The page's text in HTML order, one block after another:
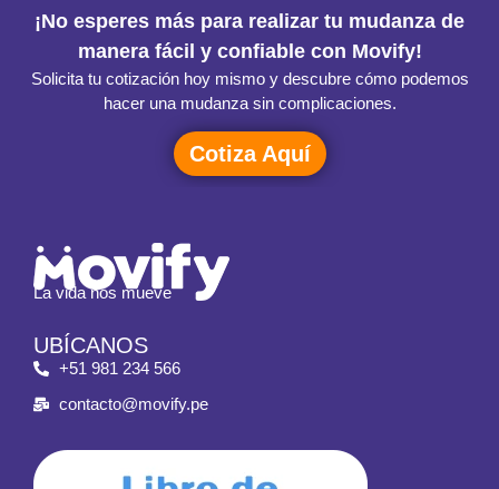
¡No esperes más para realizar tu mudanza de
manera fácil y confiable con Movify!
Solicita tu cotización hoy mismo y descubre cómo podemos
hacer una mudanza sin complicaciones.
Cotiza Aquí
La vida nos mueve
UBÍCANOS
+51 981 234 566
contacto@movify.pe